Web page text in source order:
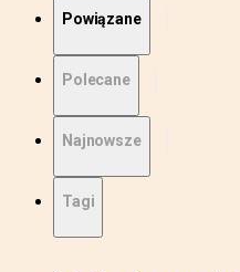
Powiązane
Polecane
Najnowsze
Tagi